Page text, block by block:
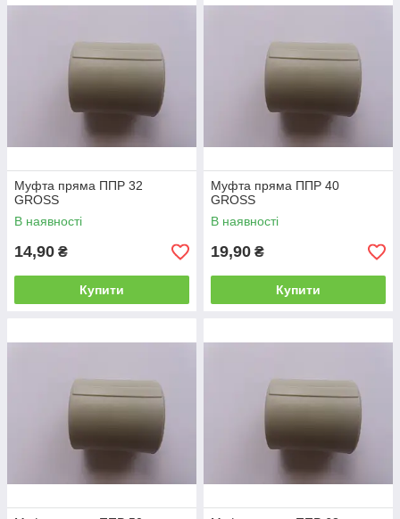
Муфта пряма ППР 32
GROSS
В наявності
14,90 ₴
Купити
Муфта пряма ППР 40
GROSS
В наявності
19,90 ₴
Купити